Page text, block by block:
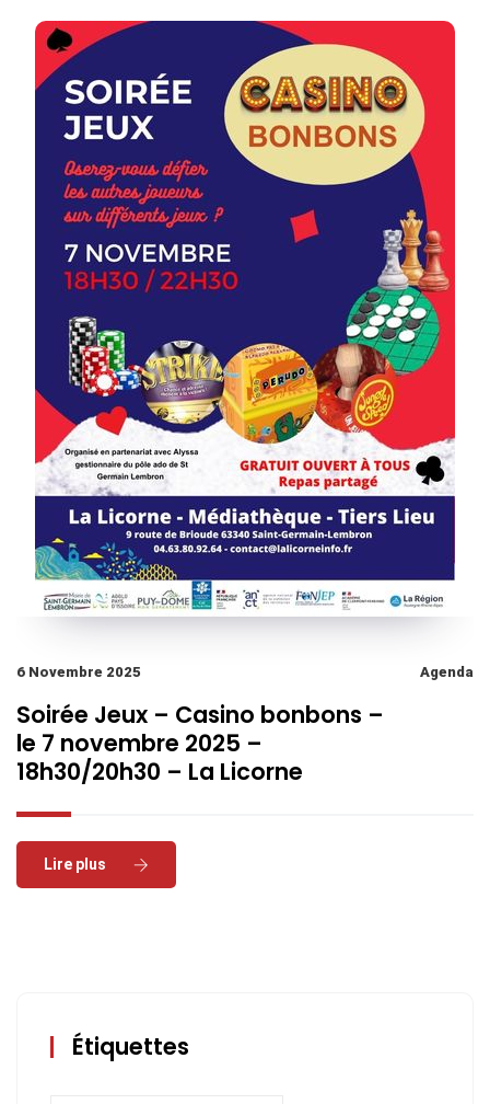
6 Novembre 2025 Agenda
Soirée Jeux – Casino bonbons –
le 7 novembre 2025 –
18h30/20h30 – La Licorne
Read More
Étiquettes